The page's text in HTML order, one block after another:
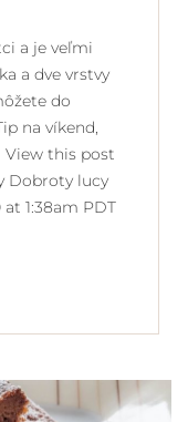
a je veľmi
a dve vrstvy
do
na víkend,
this post
Dobroty lucy
1:38am PDT